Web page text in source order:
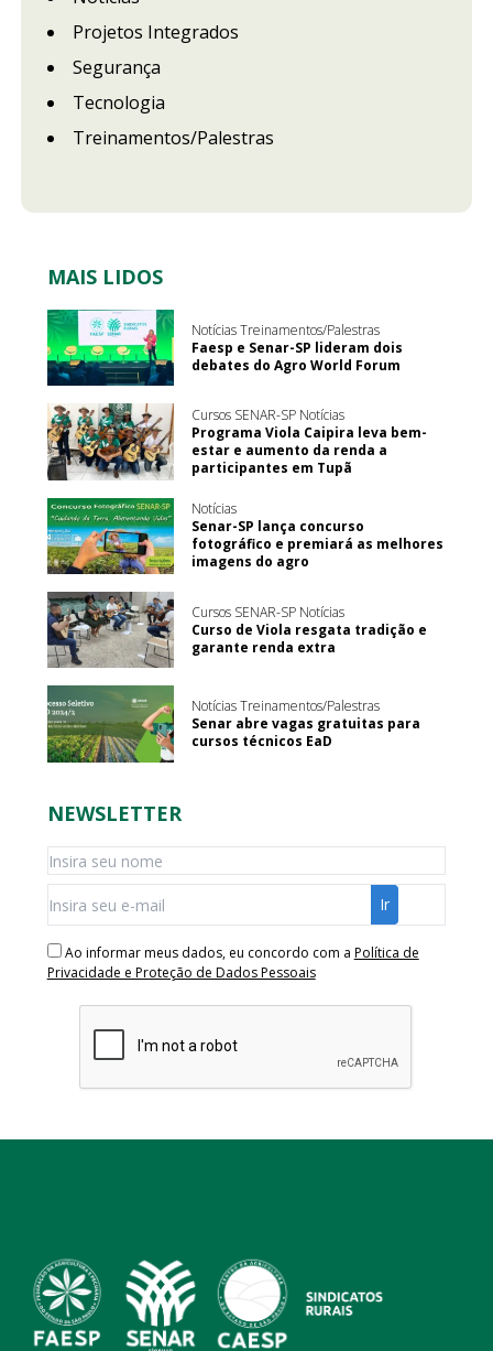
Projetos Integrados
Segurança
Tecnologia
Treinamentos/Palestras
MAIS LIDOS
Notícias Treinamentos/Palestras
Faesp e Senar-SP lideram dois
debates do Agro World Forum
Cursos SENAR-SP Notícias
Programa Viola Caipira leva bem-
estar e aumento da renda a
participantes em Tupã
Notícias
Senar-SP lança concurso
fotográfico e premiará as melhores
imagens do agro
Cursos SENAR-SP Notícias
Curso de Viola resgata tradição e
garante renda extra
Notícias Treinamentos/Palestras
Senar abre vagas gratuitas para
cursos técnicos EaD
NEWSLETTER
Ao informar meus dados, eu concordo com a Política de
Privacidade e Proteção de Dados Pessoais